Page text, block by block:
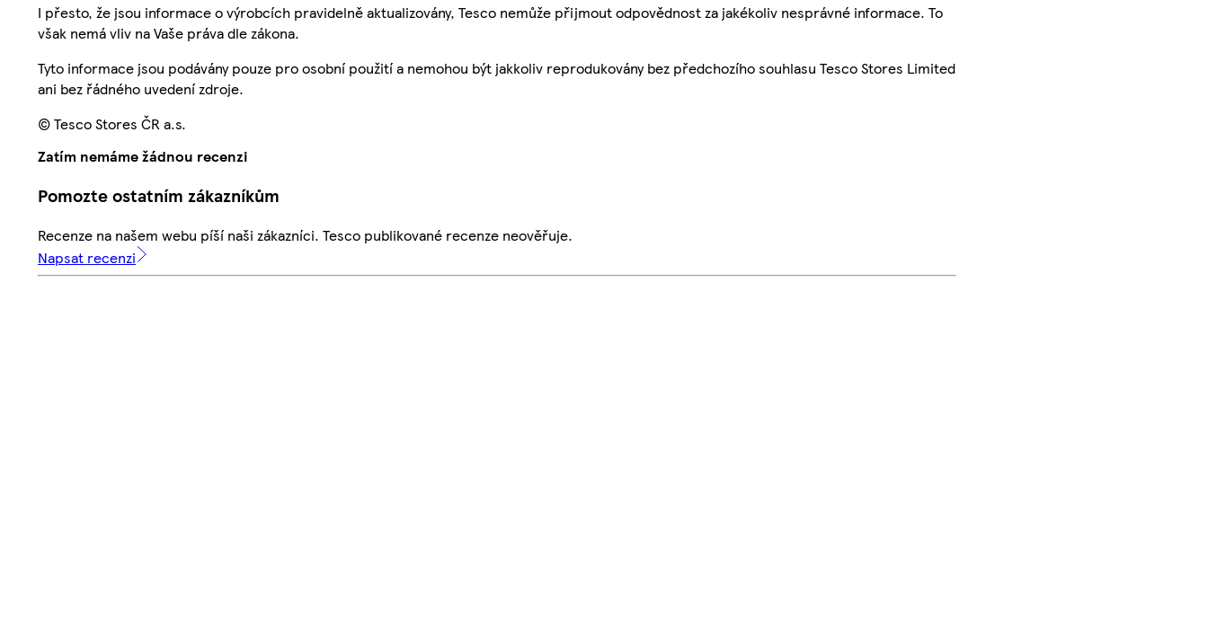
I přesto, že jsou informace o výrobcích pravidelně aktualizovány, Tesco nemůže přijmout odpovědnost za jakékoliv nesprávné informace. To
však nemá vliv na Vaše práva dle zákona.
Tyto informace jsou podávány pouze pro osobní použití a nemohou být jakkoliv reprodukovány bez předchozího souhlasu Tesco Stores Limited
ani bez řádného uvedení zdroje.
© Tesco Stores ČR a.s.
Zatím nemáme žádnou recenzi
Pomozte ostatním zákazníkům
Recenze na našem webu píší naši zákazníci. Tesco publikované recenze neověřuje.
Napsat recenzi